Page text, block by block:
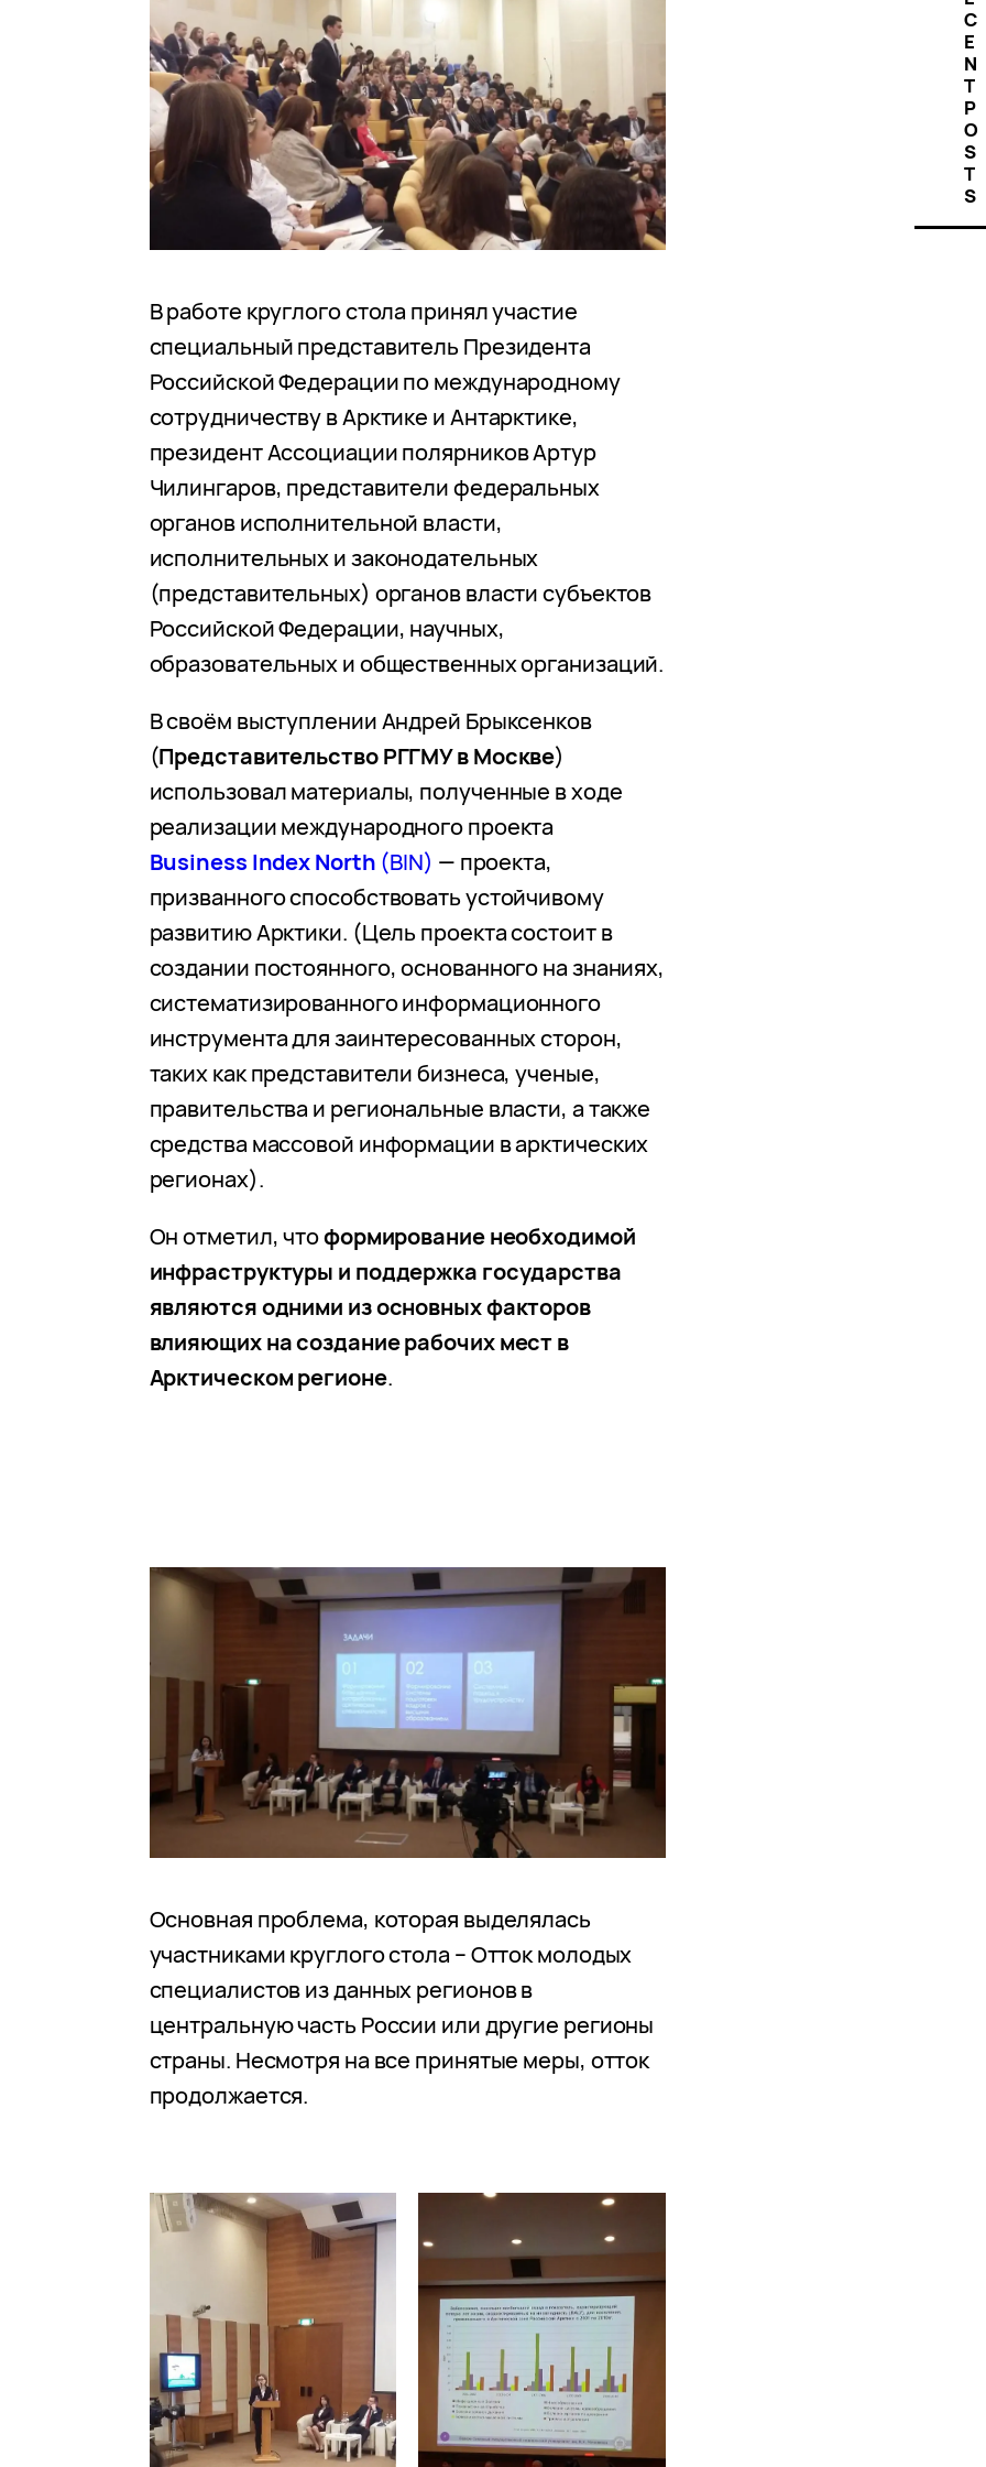
В работе круглого стола принял участие
специальный представитель Президента
Российской Федерации по международному
сотрудничеству в Арктике и Антарктике,
президент Ассоциации полярников Артур
Чилингаров, представители федеральных
органов исполнительной власти,
исполнительных и законодательных
(представительных) органов власти субъектов
Российской Федерации, научных,
образовательных и общественных организаций.
В своём выступлении Андрей Брыксенков
(Представительство РГГМУ в Москве)
использовал материалы, полученные в ходе
реализации международного проекта
Business IndexNorth (BIN) — проекта,
призванного способствовать устойчивому
развитию Арктики. (Цель проекта состоит в
создании постоянного, основанного на знаниях,
систематизированного информационного
инструмента для заинтересованных сторон,
таких как представители бизнеса, ученые,
правительства и региональные власти, а также
средства массовой информации в арктических
регионах).
Он отметил, чтоформирование необходимой
инфраструктуры и поддержка государства
являются одними из основных факторов
влияющих на создание рабочих мест в
Арктическом регионе.
Основная проблема, которая выделялась
участниками круглого стола – Отток молодых
специалистов из данных регионов в
центральную часть России или другие регионы
страны. Несмотря на все принятые меры, отток
продолжается.
C
E
N
T
P
O
S
T
S